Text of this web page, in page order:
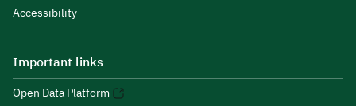
Accessibility
Important links
Open Data Platform